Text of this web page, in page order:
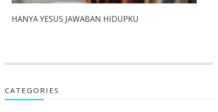
HANYA YESUS JAWABAN HIDUPKU
CATEGORIES